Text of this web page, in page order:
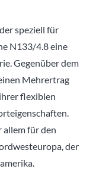
speziell für
N133/4.8 eine
Gegenüber dem
Mehrertrag
flexiblen
allem für den
der